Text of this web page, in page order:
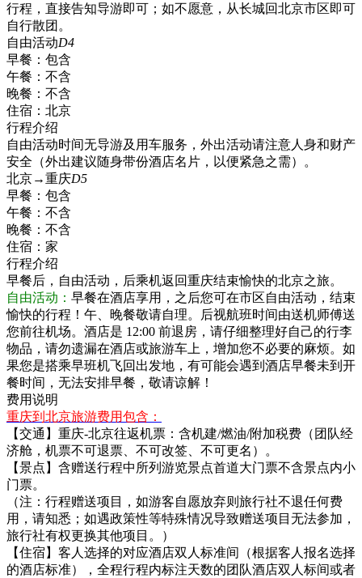
行程，直接告知导游即可；如不愿意，从长城回北京市区即可
自行散团。
自由活动D4
早餐： 包含
午餐： 不含
晚餐： 不含
住宿： 北京
行程介绍
自由活动时间无导游及用车服务，外出活动请注意人身和财产
安全（外出建议随身带份酒店名片，以便紧急之需）。
北京→重庆D5
早餐： 包含
午餐： 不含
晚餐： 不含
住宿： 家
行程介绍
早餐后，自由活动，后乘机返回重庆结束愉快的北京之旅。
自由活动： 早餐在酒店享用，之后您可在市区自由活动，结束
愉快的行程！午、晚餐敬请自理。后视航班时间由送机师傅送
您前往机场。酒店是 12:00 前退房，请仔细整理好自己的行李
物品，请勿遗漏在酒店或旅游车上，增加您不必要的麻烦。如
果您是搭乘早班机飞回出发地，有可能会遇到酒店早餐未到开
餐时间，无法安排早餐，敬请谅解！
费用说明
重庆到北京旅游费用包含：
【交通】重庆-北京往返机票：含机建/燃油/附加税费（团队经
济舱，机票不可退票、不可改签、不可更名）。
【景点】含赠送行程中所列游览景点首道大门票不含景点内小
门票。
（注：行程赠送项目，如游客自愿放弃则旅行社不退任何费
用，请知悉；如遇政策性等特殊情况导致赠送项目无法参加，
旅行社有权更换其他项目。）
【住宿】客人选择的对应酒店双人标准间（根据客人报名选择
的酒店标准），全程行程内标注天数的团队酒店双人标间或者